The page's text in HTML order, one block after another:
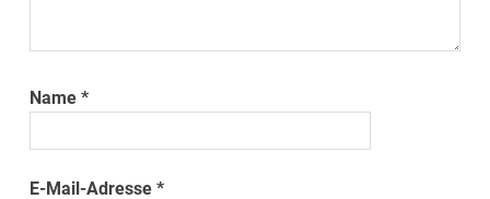
Name*
E-Mail-Adresse*